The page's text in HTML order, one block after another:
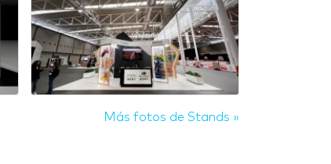
Más fotos de Stands »